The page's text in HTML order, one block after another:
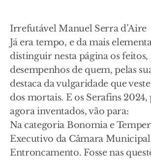
Irrefutável Manuel Serra d’Aire
Já era tempo, e da mais
distinguir nesta página os feitos,
desempenhos de quem, pelas
destaca da vulgaridade que
dos mortais. E os Serafins
agora inventados, vão para:
Na categoria Bonomia e
Executivo da Câmara
Entroncamento. Fosse nas